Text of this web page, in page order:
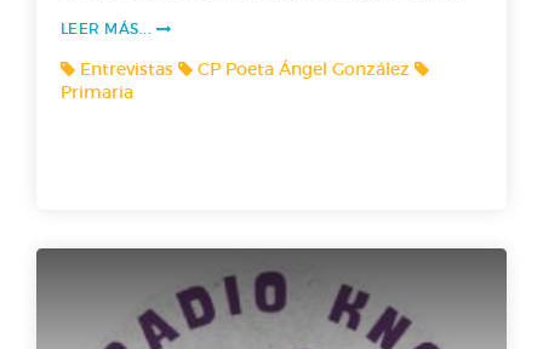
LEER MÁS...
Entrevistas
CP Poeta Ángel González
Primaria